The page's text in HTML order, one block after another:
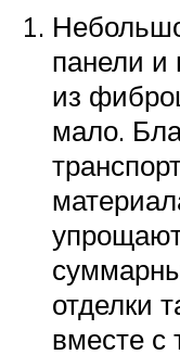
панели и
из
мало.
отделки
вместе с